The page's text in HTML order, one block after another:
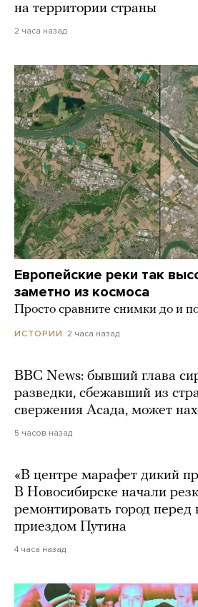
на территории страны
2 часа назад
Европейские реки так
заметно из космоса
Просто сравните снимки до и
ИСТОРИИ 2 часа назад
BBC News: бывший глава
разведки, сбежавший из
свержения Асада, может
5 часов назад
«В центре марафет дикий
В Новосибирске начали
ремонтировать город
приездом Путина
4 часа назад